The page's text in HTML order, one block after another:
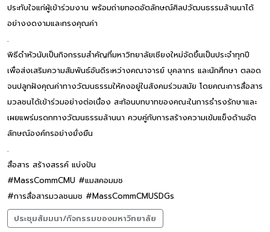
ประทับใจแก่ผู้เข้าร่วมงาน พร้อมถ่ายทอดอัตลักษณ์ศิลปวัฒนธรรมล้านนาได้
อย่างงดงามและทรงคุณค่า
.
พิธีดำหัวนับเป็นกิจกรรมสำคัญที่มหาวิทยาลัยเชียงใหม่จัดขึ้นเป็นประจำทุกปี
เพื่อส่งเสริมความสัมพันธ์อันดีระหว่างคณาจารย์ บุคลากร และนักศึกษา ตลอด
จนปลูกฝังคุณค่าทางวัฒนธรรมให้คงอยู่ในสังคมร่วมสมัย โดยคณะการสื่อสาร
มวลชนได้เข้าร่วมอย่างต่อเนื่อง สะท้อนบทบาทของคณะในการธำรงรักษาและ
เผยแพร่มรดกทางวัฒนธรรมล้านนา ควบคู่กับการสร้างความเข้มแข็งด้านอัต
ลักษณ์องค์กรอย่างยั่งยืน
.
สื่อสาร สร้างสรรค์ แบ่งปัน
#MassCommCMU #แมสคอมมช
#การสื่อสารมวลชนมช #MassCommCMUSDGs
ประชุมสัมมนา/กิจกรรมของมหาวิทยาลัย